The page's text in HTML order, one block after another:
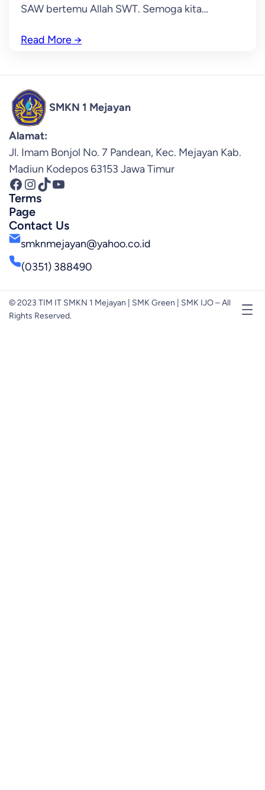
SAW bertemu Allah SWT. Semoga kita…
Read More →
SMKN 1 Mejayan
Alamat:
Jl. Imam Bonjol No. 7 Pandean, Kec. Mejayan Kab.
Madiun Kodepos 63153 Jawa Timur
Facebook InstagramTikTok YouTube
Terms
Page
Contact Us
smknmejayan@yahoo.co.id
(0351) 388490
© 2023 TIM IT SMKN 1 Mejayan | SMK Green | SMK IJO – All
Rights Reserved.